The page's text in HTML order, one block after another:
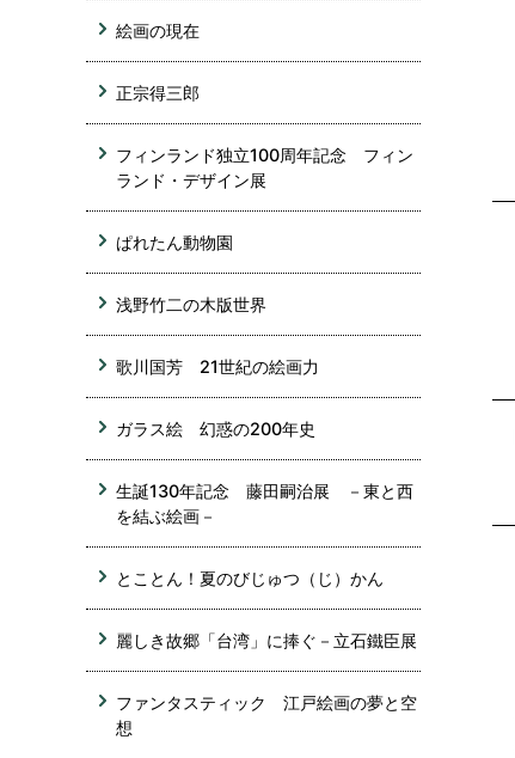
絵画の現在
正宗得三郎
フィンランド独立100周年記念 フィン
ランド・デザイン展
ぱれたん動物園
浅野竹二の木版世界
歌川国芳 21世紀の絵画力
ガラス絵 幻惑の200年史
生誕130年記念 藤田嗣治展 －東と西
を結ぶ絵画－
とことん！夏のびじゅつ（じ）かん
麗しき故郷「台湾」に捧ぐ－立石鐵臣展
ファンタスティック 江戸絵画の夢と空
想